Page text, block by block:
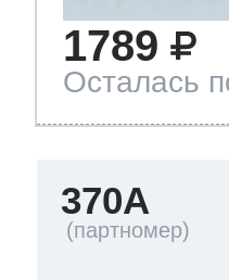
1789
Осталась
370A